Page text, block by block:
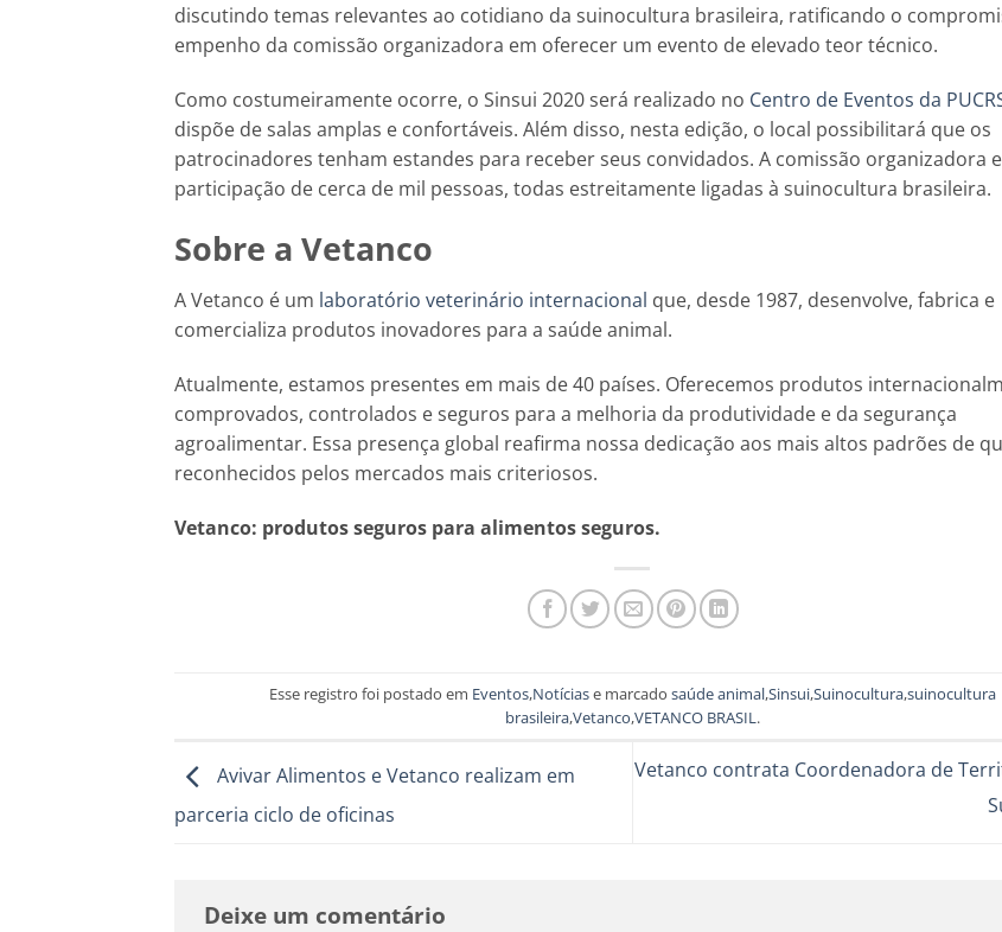
discutindo temas relevantes ao cotidiano da suinocultura brasileira, ratificando o
empenho da comissão organizadora em oferecer um evento de elevado teor técnico.
Como costumeiramente ocorre, o Sinsui 2020 será realizado no Centro de Eventos da
dispõe de salas amplas e confortáveis. Além disso, nesta edição, o local possibilitará que os
patrocinadores tenham estandes para receber seus convidados. A comissão organizadora
participação de cerca de mil pessoas, todas estreitamente ligadas à suinocultura brasileira.
Sobre a Vetanco
A Vetanco é um laboratório veterinário internacional que, desde 1987, desenvolve, fabrica e
comercializa produtos inovadores para a saúde animal.
Atualmente, estamos presentes em mais de 40 países. Oferecemos produtos
comprovados, controlados e seguros para a melhoria da produtividade e da segurança
agroalimentar. Essa presença global reafirma nossa dedicação aos mais altos padrões de
reconhecidos pelos mercados mais criteriosos.
Vetanco: produtos seguros para alimentos seguros.
Esse registro foi postado em Eventos,Notíciase marcado saúde animal,Sinsui,Suinocultura,suinocultura
brasileira,Vetanco,VETANCO BRASIL.
Avivar Alimentos e Vetanco realizam em
parceria ciclo de oficinas
Vetanco contrata Coordenadora de
Deixe um comentário